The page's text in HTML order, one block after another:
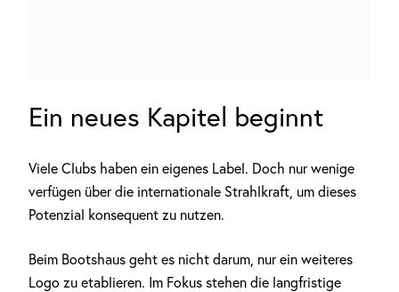
Ein neues Kapitel beginnt
Viele Clubs haben ein eigenes Label. Doch nur wenige
verfügen über die internationale Strahlkraft, um dieses
Potenzial konsequent zu nutzen.
Beim Bootshaus geht es nicht darum, nur ein weiteres
Logo zu etablieren. Im Fokus stehen die langfristige